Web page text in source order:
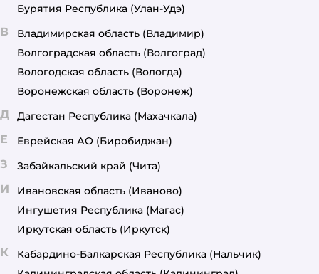
Бурятия Республика (Улан-Удэ)
В Владимирская область (Владимир)
Волгоградская область (Волгоград)
Вологодская область (Вологда)
Воронежская область (Воронеж)
Д Дагестан Республика (Махачкала)
Е Еврейская АО (Биробиджан)
З Забайкальский край (Чита)
И Ивановская область (Иваново)
Ингушетия Республика (Магас)
Иркутская область (Иркутск)
К Кабардино-Балкарская Республика (Нальчик)